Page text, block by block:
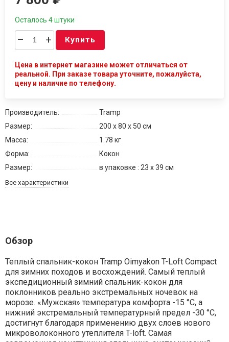
Осталось 4 штуки
– + Купить
Цена в интернет магазине может отличаться от
реальной. При заказе товара уточните, пожалуйста,
цену и наличие по телефону.
Производитель:
Tramp
Размер:
200 х 80 х 50 см
Масса:
1.78 кг
Форма:
Кокон
Размер:
в упаковке : 23 х 39 см
Все характеристики
Обзор
Теплый спальник-кокон Tramp Oimyakon T-Loft Compact
для зимних походов и восхождений. Самый теплый
экспедиционный зимний спальник-кокон для
поклонников реально экстремальных ночевок на
морозе. «Мужская» температура комфорта -15 °С, а
нижний экстремальный температурный предел -30 °С,
достигнут благодаря применению двух слоев нового
микроволоконного утеплителя T-loft. Самая